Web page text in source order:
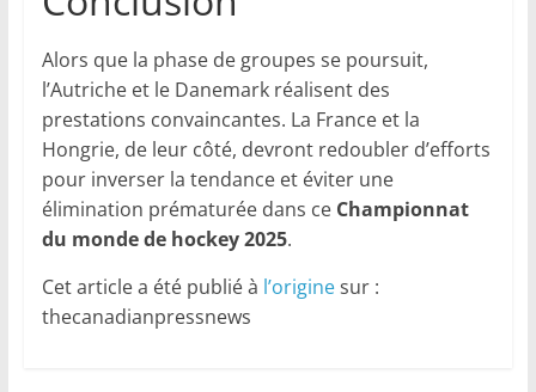
Alors que la phase de groupes se poursuit,
l’Autriche et le Danemark réalisent des
prestations convaincantes. La France et la
Hongrie, de leur côté, devront redoubler d’efforts
pour inverser la tendance et éviter une
élimination prématurée dans ce Championnat
du monde de hockey 2025.
Cet article a été publié à l’originesur :
thecanadianpressnews